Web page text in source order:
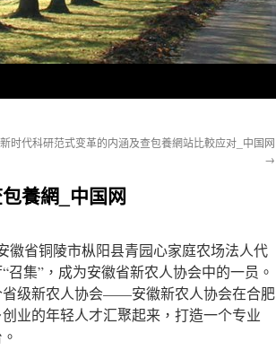
新时代科研范式变革的内涵及查包養網站比較应对_中国网
→
養網_中国网
徽省铜陵市枞阳县青园心家庭农场法人代
集”，成为安徽省新农人协会中的一员。
省级新农人协会——安徽新农人协会在合肥
业的年轻人才汇聚起来，打造一个专业